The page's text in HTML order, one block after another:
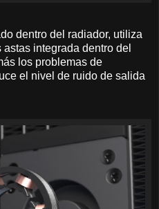
dentro del radiador, utiliza
integrada dentro del
los problemas de
el nivel de ruido de salida